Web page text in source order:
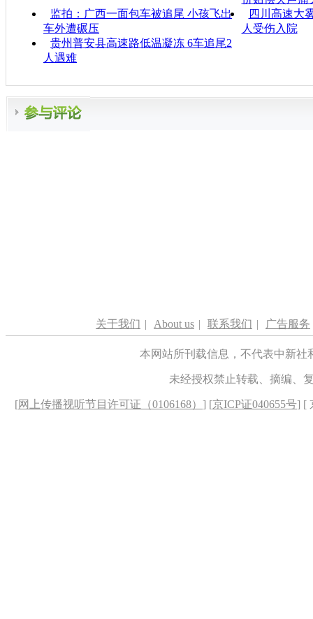
监拍：广西一面包车被追尾 小孩飞出
车外遭碾压
四川高速大
人受伤入院
贵州普安县高速路低温凝冻 6车追尾2
人遇难
关于我们 | About us | 联系我们 | 广告服务
本网站所刊载信息，不代表中新
未经授权禁止转载、摘编、
[网上传播视听节目许可证（0106168） ] [京ICP证040655号] [